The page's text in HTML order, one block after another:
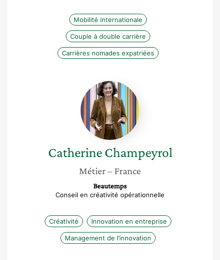
Mobilité internationale
Couple à double carrière
Carrières nomades expatriées
Catherine
Champeyrol
Catherine Champeyrol
Métier– France
Beautemps
Conseil en créativité opérationnelle
Créativité Innovation en entreprise
Management de l’innovation